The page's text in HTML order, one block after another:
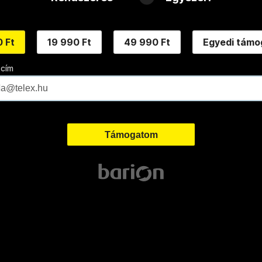
Ft 19 990 Ft 49 990 Ft Egyedi